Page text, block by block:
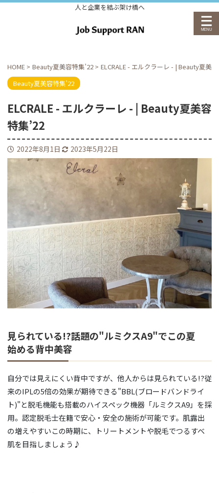
人と企業を結ぶ架け橋へ
HOME > Beauty夏美容特集’22 > ELCRALE - エルクラーレ - | Beauty夏美容
Beauty夏美容特集’22
ELCRALE - エルクラーレ - | Beauty夏美容
特集’22
2022年8月1日 2023年5月22日
見られている!?話題の"ルミクスA9"でこの夏
始める背中美容
自分では見えにくい背中ですが、他人からは見られている!?従
来のIPLの5倍の効果が期待できる"BBL(ブロードバンドライ
ト)"と脱毛機能も搭載のハイスペック機器「ルミクスA9」を採
用。認定脱毛士在籍で安心・安全の施術が可能です。肌露出
の増えやすいこの時期に、トリートメントや脱毛でつるすべ
肌を目指しましょう♪